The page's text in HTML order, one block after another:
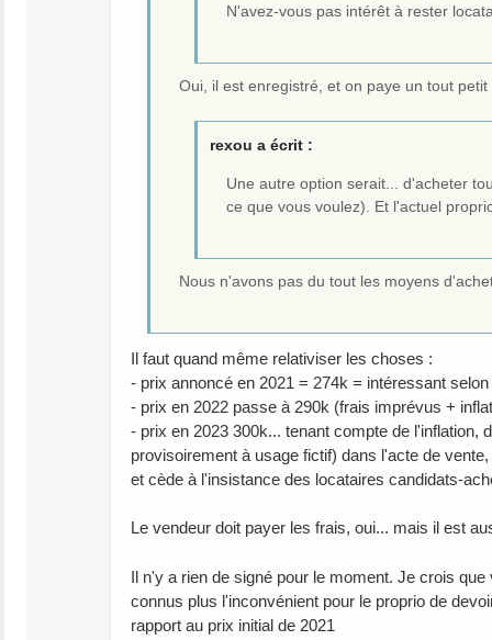
N'avez-vous pas intérêt à rester
Oui, il est enregistré, et on paye un tout
rexou a écrit :
Une autre option serait... d'acheter
ce que vous voulez). Et l'actuel
Nous n'avons pas du tout les moyens
Il faut quand même relativiser les choses :
- prix annoncé en 2021 = 274k = intéressant
- prix en 2022 passe à 290k (frais imprévus +
- prix en 2023 300k... tenant compte de
provisoirement à usage fictif) dans l'acte de
et cède à l'insistance des locataires candidats-
Le vendeur doit payer les frais, oui... mais il est
Il n'y a rien de signé pour le moment. Je crois
connus plus l'inconvénient pour le proprio de
rapport au prix initial de 2021